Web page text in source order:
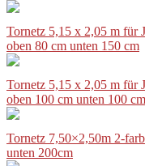
Tornetz 5,15 x 2,05 m für
oben 80 cm unten 150 cm
Tornetz 5,15 x 2,05 m für
oben 100 cm unten 100 cm
Tornetz 7,50×2,50m 2-
unten 200cm